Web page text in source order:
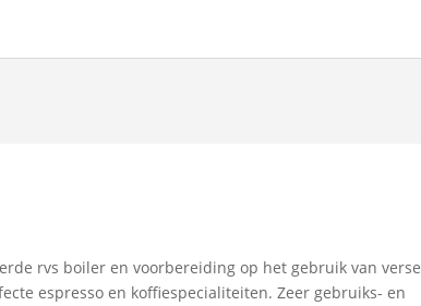
rvs boiler en voorbereiding op het gebruik van verse
espresso en koffiespecialiteiten. Zeer gebruiks- en